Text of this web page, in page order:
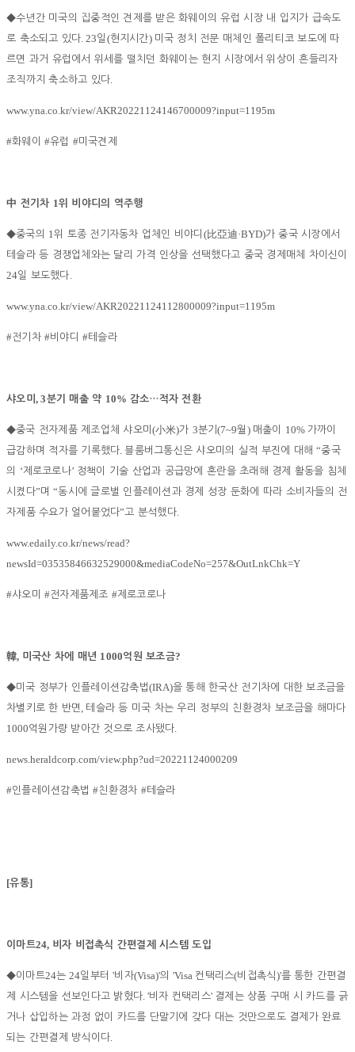
◆수년간 미국의 집중적인 견제를 받은 화웨이의 유럽 시장 내 입지가 급속도
로 축소되고 있다. 23일 (현지시간) 미국 정치 전문 매체인 폴리티코 보도에 따
르면 과거 유럽에서 위세를 떨치던 화웨이는 현지 시장에서 위상이 흔들리자
조직까지 축소하고 있다.
www.yna.co.kr/view/AKR20221124146700009?input=1195m
#화웨이#유럽 #미국견제
中 전기차 1위 비야디의 역주행
◆중국의 1위 토종 전기자동차 업체인 비야디 (比亞迪·BYD)가 중국 시장에서
테슬라 등 경쟁업체와는 달리 가격 인상을 선택했다고 중국 경제매체 차이신이
24일 보도했다.
www.yna.co.kr/view/AKR20221124112800009?input=1195m
#전기차#비야디#테슬라
샤오미 , 3분기 매출 약 10% 감소…적자 전환
◆중국 전자제품 제조업체 샤오미(小米)가 3분기(7~9월 ) 매출이 10% 가까이
급감하며 적자를 기록했다.블룸버그통신은 샤오미의 실적 부진에 대해“중국
의
‘제로코로나’ 정책이 기술 산업과 공급망에 혼란을 초래해 경제 활동을 침체
시켰다”며“동시에 글로벌 인플레이션과 경제 성장 둔화에 따라 소비자들의 전
자제품 수요가 얼어붙었다”고 분석했다.
www.edaily.co.kr/news/read?
newsId=03535846632529000&mediaCodeNo=257&OutLnkChk=Y
#샤오미#전자제품제조 #제로코로나
韓, 미국산 차에 매년 1000억원 보조금?
◆미국 정부가 인플레이션감축법(IRA)을 통해 한국산 전기차에 대한 보조금을
차별키로 한 반면 , 테슬라 등 미국 차는 우리 정부의 친환경차 보조금을 해마다
1000억원가량 받아간 것으로 조사됐다.
news.heraldcorp.com/view.php?ud=20221124000209
#인플레이션감축법#친환경차 #테슬라
[유통]
이마트24, 비자 비접촉식 간편결제 시스템 도입
◆이마트24는24일부터'비자(Visa)'의'Visa 컨택리스(비접촉식)'를 통한 간편결
제 시스템을 선보인다고 밝혔다. '비자 컨택리스' 결제는 상품 구매 시 카드를 긁
거나 삽입하는 과정 없이 카드를 단말기에 갖다 대는 것만으로도 결제가 완료
되는 간편결제 방식이다.